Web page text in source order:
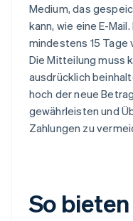
Medium, das
kann, wie eine E-
mindestens 15
Die Mitteilung muss
ausdrücklich
hoch der neue
gewährleisten und
Zahlungen zu
So bieten